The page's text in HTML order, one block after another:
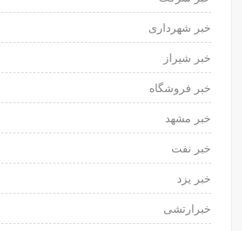
خبر شهرداری
خبر شیراز
خبر فروشگاه
خبر مشهد
خبر نفت
خبر یزد
خبرارتشی